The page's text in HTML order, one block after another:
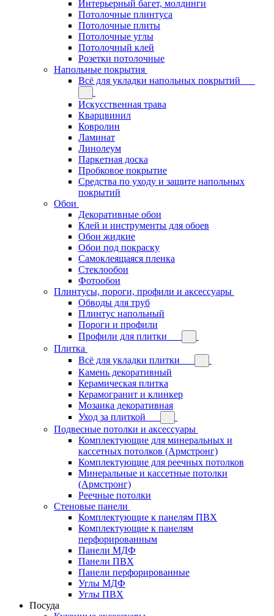
Интерьерный багет, молдинги
Потолочные плинтуса
Потолочные плиты
Потолочные углы
Потолочный клей
Розетки потолочные
Напольные покрытия
Всё для укладки напольных покрытий
Искусственная трава
Кварцвинил
Ковролин
Ламинат
Линолеум
Паркетная доска
Пробковое покрытие
Средства по уходу и защите напольных
покрытий
Обои
Декоративные обои
Клей и инструменты для обоев
Обои жидкие
Обои под покраску
Самоклеящаяся пленка
Стеклообои
Фотообои
Плинтусы, пороги, профили и аксессуары
Обводы для труб
Плинтус напольный
Пороги и профили
Профили для плитки
Плитка
Всё для укладки плитки
Камень декоративный
Керамическая плитка
Керамогранит и клинкер
Мозаика декоративная
Уход за плиткой
Подвесные потолки и аксессуары
Комплектующие для минеральных и
кассетных потолков (Армстронг)
Комплектующие для реечных потолков
Минеральные и кассетные потолки
(Армстронг)
Реечные потолки
Стеновые панели
Комплектующие к панелям ПВХ
Комплектующие к панелям
перфорированным
Панели МДФ
Панели ПВХ
Панели перфорированные
Углы МДФ
Углы ПВХ
Посуда